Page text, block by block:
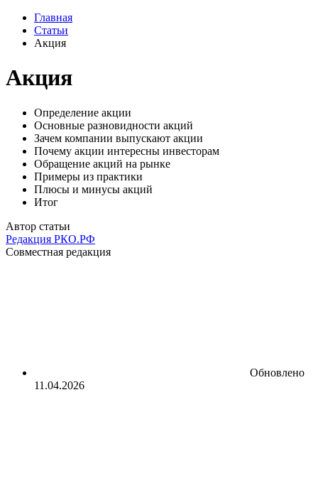
Главная
Статьи
Акция
Акция
Определение акции
Основные разновидности акций
Зачем компании выпускают акции
Почему акции интересны инвесторам
Обращение акций на рынке
Примеры из практики
Плюсы и минусы акций
Итог
Автор статьи
Редакция РКО.РФ
Совместная редакция
Обновлено
11.04.2026